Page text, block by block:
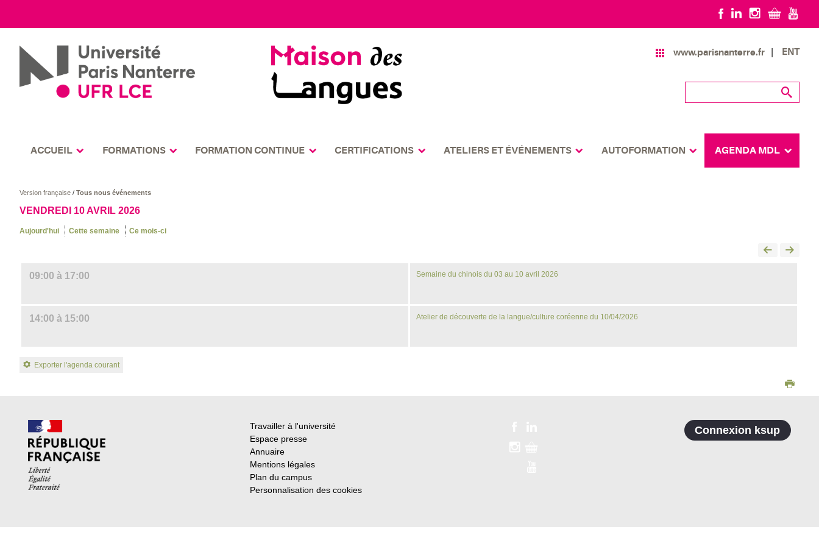
www.parisnanterre.fr ENT
ACCUEIL FORMATIONS FORMATION CONTINUE CERTIFICATIONS ATELIERS ET ÉVÉNEMENTS AUTOFORMATION AGENDA MDL
Version française/ Tous nous événements
VENDREDI 10 AVRIL 2026
Aujourd'hui Cette semaine Ce mois-ci
09:00 à 17:00 Semaine du chinois du 03 au 10 avril 2026
14:00 à 15:00 Atelier de découverte de la langue/culture coréenne du 10/04/2026
Exporter l'agenda courant
Travailler à l'université
Espace presse
Annuaire
Mentions légales
Plan du campus
Personnalisation des cookies
Connexion ksup